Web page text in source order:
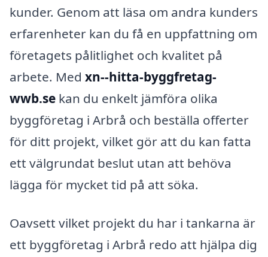
kunder. Genom att läsa om andra kunders
erfarenheter kan du få en uppfattning om
företagets pålitlighet och kvalitet på
arbete. Med xn--hitta-byggfretag-
wwb.se kan du enkelt jämföra olika
byggföretag i Arbrå och beställa offerter
för ditt projekt, vilket gör att du kan fatta
ett välgrundat beslut utan att behöva
lägga för mycket tid på att söka.
Oavsett vilket projekt du har i tankarna är
ett byggföretag i Arbrå redo att hjälpa dig